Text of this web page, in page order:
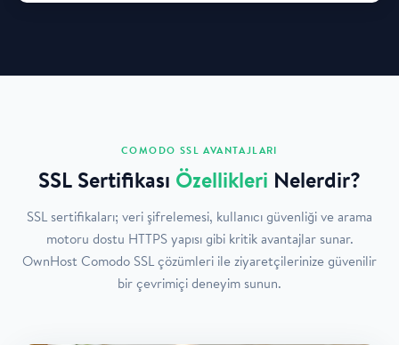
COMODO SSL AVANTAJLARI
SSL Sertifikası Özellikleri Nelerdir?
SSL sertifikaları; veri şifrelemesi, kullanıcı güvenliği ve arama
motoru dostu HTTPS yapısı gibi kritik avantajlar sunar.
OwnHost Comodo SSL çözümleri ile ziyaretçilerinize güvenilir
bir çevrimiçi deneyim sunun.